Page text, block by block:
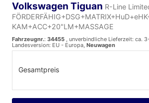
Volkswagen Tiguan R-Line
KAM+ACC+20"LM+MASSAGE
Fahrzeugnr.: 34455 , unverbindliche Lieferzeit: ca.
Landesversion: EU - Europa, Neuwagen
Gesamtpreis